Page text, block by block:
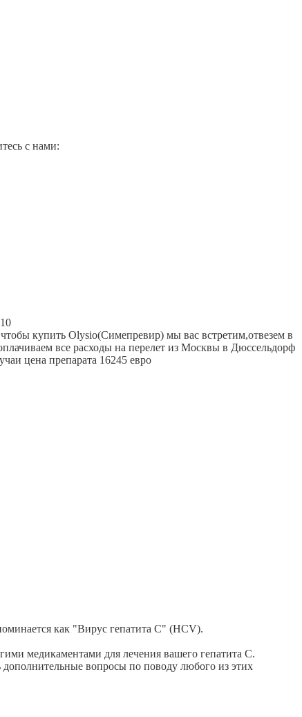
с нами:
купить Olysio(Симепревир) мы вас встретим,отвезем в
все расходы на перелет из Москвы в Дюссельдорф
цена препарата 16245 евро
как "Вирус гепатита С" (HCV).
медикаментами для лечения вашего гепатита С.
вопросы по поводу любого из этих